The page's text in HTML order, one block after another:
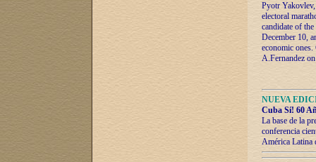
Pyotr
electoral
candidate of
December 10,
economic
A.Fernandez
NUEVA
Cuba Sí! 60
La base de la
conferencia
América Latina